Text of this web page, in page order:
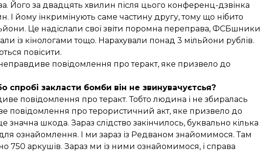
Його за двадцять хвилин після цього конференц-дзвінка
І йому інкримінують саме частину другу, тому що нібито
Це надіслали свої звіти поромна переправа, ФСБшники
із кінологами тощо. Нарахували понад 3 мільйони рублів.
повісити.
повідомлення про теракт, яке призвело до
спробі закласти бомби він не звинувачуєтсья?
повідомлення про теракт. Тобто людина і не збиралась
повідомлення про терористичний акт, яке призвело до
значна шкода. Зараз слідство закінчилось, буквально кілька
ознайомлення. І ми зараз із Редваном знайомимося. Там
750 аркушів. Зараз ми із ними ознайомимося, і справа